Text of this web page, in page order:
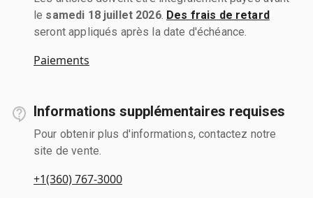
le samedi 18 juillet 2026. Des frais de retard
seront appliqués après la date d'échéance.
Paiements
Informations supplémentaires requises
Pour obtenir plus d'informations, contactez notre
site de vente.
+1(360) 767-3000